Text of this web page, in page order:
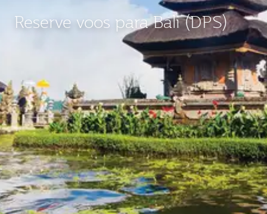
Reserve voos para Bali (DPS)